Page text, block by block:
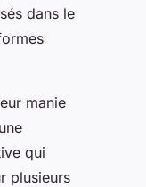
dans le
manie
qui
plusieurs